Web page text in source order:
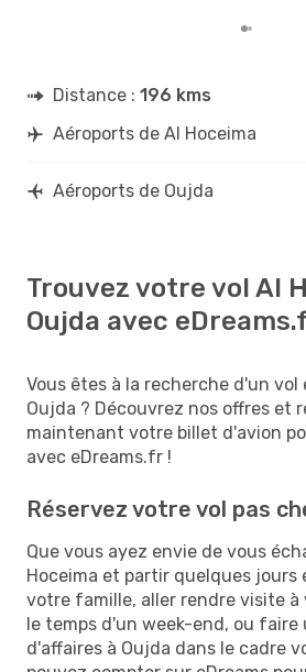
Distance : 196 kms
Aéroports de Al Hoceima
Aéroports de Oujda
Trouvez votre vol Al
Oujda avec
Vous êtes à la recherche d'un vol
Oujda ? Découvrez nos offres et
maintenant votre billet d'avion
avec eDreams.fr !
Réservez votre vol pas
Que vous ayez envie de vous
Hoceima et partir quelques jours
votre famille, aller rendre visite à
le temps d'un week-end, ou faire
d'affaires à Oujda dans le cadre